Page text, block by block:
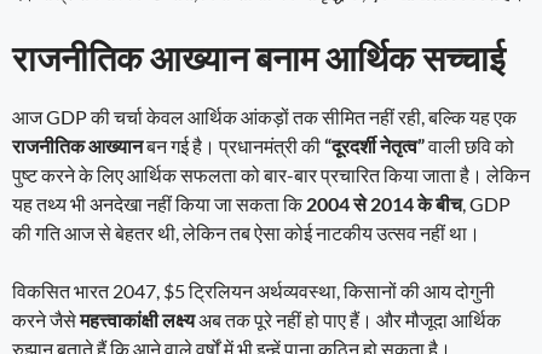
राजनीतिक आख्यान बनाम आर्थिक सच्चाई
आज GDP की चर्चा केवल आर्थिक आंकड़ों तक सीमित नहीं रही, बल्कि यह एक
राजनीतिक आख्यानबन गई है। प्रधानमंत्री की“दूरदर्शी नेतृत्व”वाली छवि को
पुष्ट करने के लिए आर्थिक सफलता को बार-बार प्रचारित किया जाता है। लेकिन
यह तथ्य भी अनदेखा नहीं किया जा सकता कि2004 से 2014 के बीच, GDP
की गति आज से बेहतर थी, लेकिन तब ऐसा कोई नाटकीय उत्सव नहीं था।
विकसित भारत 2047, $5 ट्रिलियन अर्थव्यवस्था, किसानों की आय दोगुनी
करने जैसेमहत्त्वाकांक्षी लक्ष्यअब तक पूरे नहीं हो पाए हैं। और मौजूदा आर्थिक
रुझान बताते हैं कि आने वाले वर्षों में भी इन्हें पाना कठिन हो सकता है।